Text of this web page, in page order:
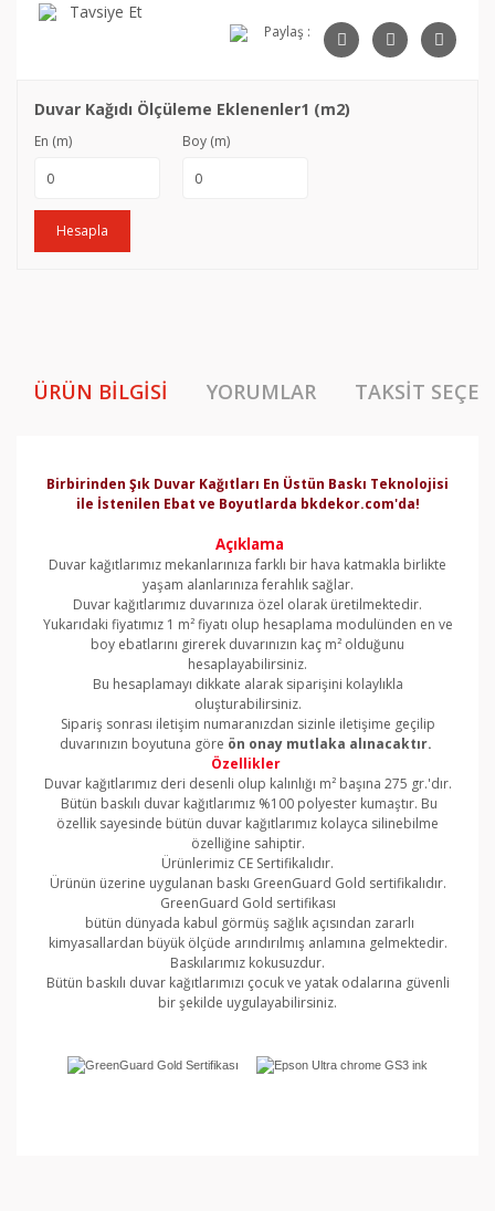
Tavsiye Et
Paylaş :
Duvar Kağıdı Ölçüleme Eklenenler1 (m2)
En (m) Boy (m)
Hesapla
ÜRÜN BILGISI YORUMLAR TAKSIT
Birbirinden Şık Duvar Kağıtları En Üstün Baskı Teknolojisi
ile İstenilen Ebat ve Boyutlarda bkdekor.com'da!
Açıklama
Duvar kağıtlarımız mekanlarınıza farklı bir hava katmakla birlikte
yaşam alanlarınıza ferahlık sağlar.
Duvar kağıtlarımız duvarınıza özel olarak üretilmektedir.
Yukarıdaki fiyatımız 1 m² fiyatı olup hesaplama modulünden en ve
boy ebatlarını girerek duvarınızın kaç m² olduğunu
hesaplayabilirsiniz.
Bu hesaplamayı dikkate alarak siparişini kolaylıkla
oluşturabilirsiniz.
Sipariş sonrası iletişim numaranızdan sizinle iletişime geçilip
duvarınızın boyutuna göre ön onay mutlaka alınacaktır.
Özellikler
Duvar kağıtlarımız deri desenli olup kalınlığı m² başına 275 gr.'dır.
Bütün baskılı duvar kağıtlarımız %100 polyester kumaştır. Bu
özellik sayesinde bütün duvar kağıtlarımız kolayca silinebilme
özelliğine sahiptir.
Ürünlerimiz CE Sertifikalıdır.
Ürünün üzerine uygulanan baskı GreenGuard Gold sertifikalıdır.
GreenGuard Gold sertifikası
bütün dünyada kabul görmüş sağlık açısından zararlı
kimyasallardan büyük ölçüde arındırılmış anlamına gelmektedir.
Baskılarımız kokusuzdur.
Bütün baskılı duvar kağıtlarımızı çocuk ve yatak odalarına güvenli
bir şekilde uygulayabilirsiniz.